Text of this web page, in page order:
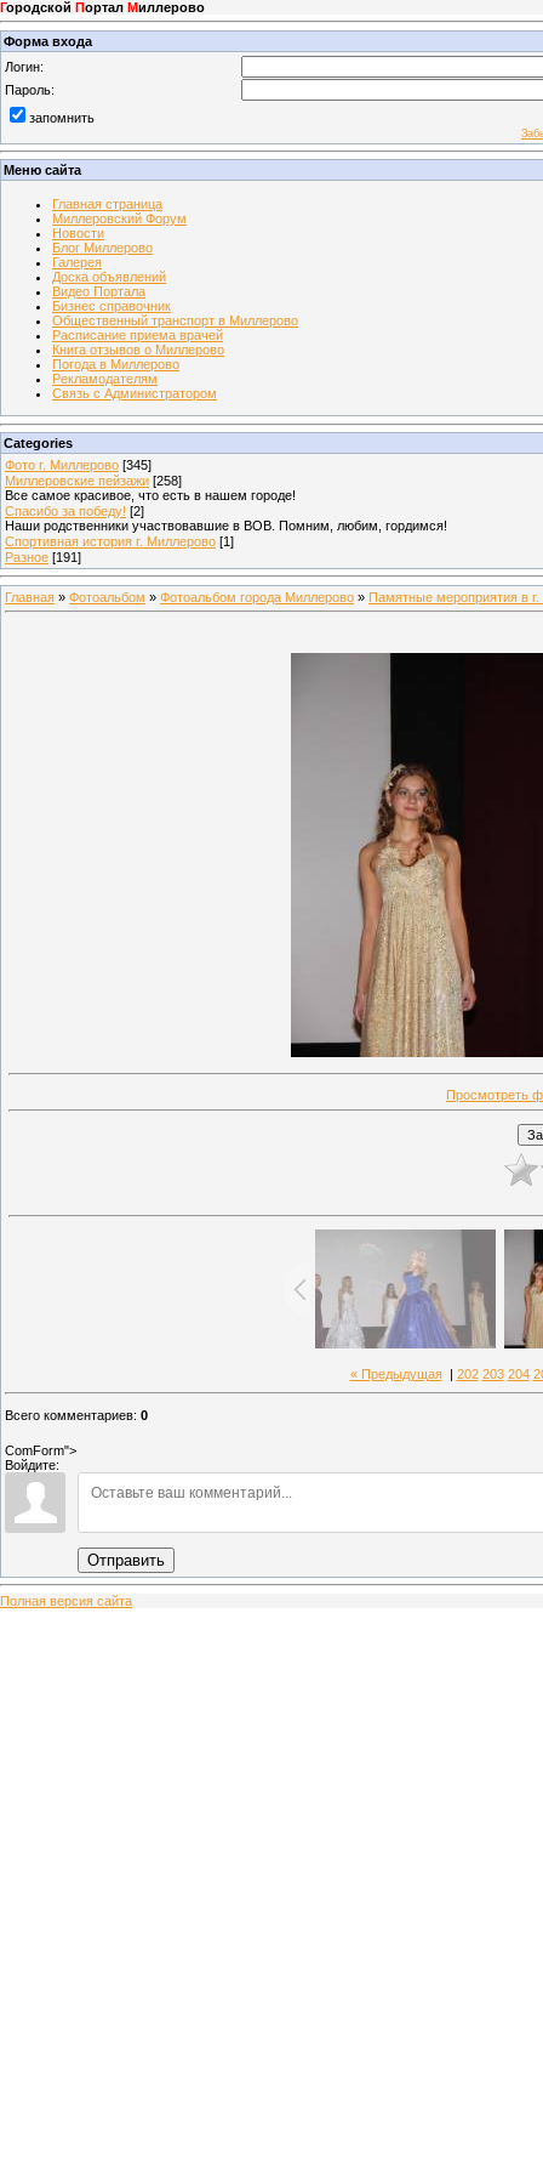
Городской Портал Миллерово
Форма входа
Логин:
Пароль:
запомнить
Меню сайта
Главная страница
Миллеровский Форум
Новости
Блог Миллерово
Галерея
Доска объявлений
Видео Портала
Бизнес справочник
Общественный транспорт в Миллерово
Расписание приема врачей
Книга отзывов о Миллерово
Погода в Миллерово
Рекламодателям
Связь с Администратором
Categories
Фото г. Миллерово [345]
Миллеровские пейзажи [258]
Все самое красивое, что есть в нашем городе!
Спасибо за победу! [2]
Наши родственники участвовавшие в ВОВ. Помним, любим, гордимся!
Спортивная история г. Миллерово [1]
Разное [191]
Главная » Фотоальбом » Фотоальбом города Миллерово » Памятные мероприятия в
Просмотреть
« Предыдущая| 202 203 204
Всего комментариев: 0
ComForm">
Войдите:
Отправить
Полная версия сайта